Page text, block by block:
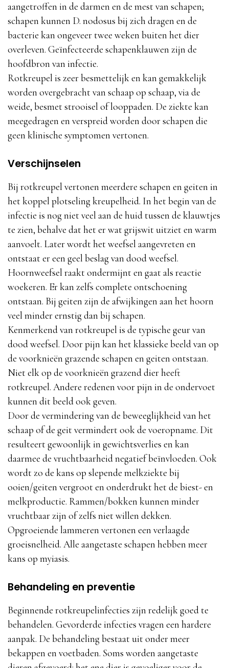
aangetroffen in de darmen en de mest van schapen;
schapen kunnen D. nodosus bij zich dragen en de
bacterie kan ongeveer twee weken buiten het dier
overleven. Geïnfecteerde schapenklauwen zijn de
hoofdbron van infectie.
Rotkreupel is zeer besmettelijk en kan gemakkelijk
worden overgebracht van schaap op schaap, via de
weide, besmet strooisel of looppaden. De ziekte kan
meegedragen en verspreid worden door schapen die
geen klinische symptomen vertonen.
Verschijnselen
Bij rotkreupel vertonen meerdere schapen en geiten in
het koppel plotseling kreupelheid. In het begin van de
infectie is nog niet veel aan de huid tussen de klauwtjes
te zien, behalve dat het er wat grijswit uitziet en warm
aanvoelt. Later wordt het weefsel aangevreten en
ontstaat er een geel beslag van dood weefsel.
Hoornweefsel raakt ondermijnt en gaat als reactie
woekeren. Er kan zelfs complete ontschoening
ontstaan. Bij geiten zijn de afwijkingen aan het hoorn
veel minder ernstig dan bij schapen.
Kenmerkend van rotkreupel is de typische geur van
dood weefsel. Door pijn kan het klassieke beeld van op
de voorknieën grazende schapen en geiten ontstaan.
Niet elk op de voorknieën grazend dier heeft
rotkreupel. Andere redenen voor pijn in de ondervoet
kunnen dit beeld ook geven.
Door de vermindering van de beweeglijkheid van het
schaap of de geit vermindert ook de voeropname. Dit
resulteert gewoonlijk in gewichtsverlies en kan
daarmee de vruchtbaarheid negatief beïnvloeden. Ook
wordt zo de kans op slepende melkziekte bij
ooien/geiten vergroot en onderdrukt het de biest- en
melkproductie. Rammen/bokken kunnen minder
vruchtbaar zijn of zelfs niet willen dekken.
Opgroeiende lammeren vertonen een verlaagde
groeisnelheid. Alle aangetaste schapen hebben meer
kans op myiasis.
Behandeling en preventie
Beginnende rotkreupelinfecties zijn redelijk goed te
behandelen. Gevorderde infecties vragen een hardere
aanpak. De behandeling bestaat uit onder meer
bekappen en voetbaden. Soms worden aangetaste